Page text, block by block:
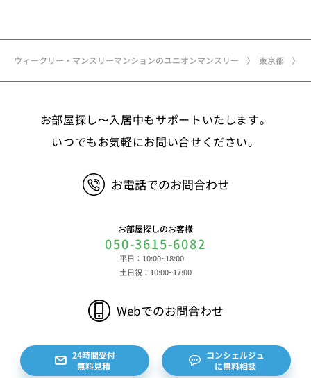
ウィークリー・マンスリーマンションのユニオンマンスリー 東京都
メールアドレス、アカウントのIDおよびパスワー
等 ③決済に関する情報 クレジットカードに関す
ービスのご利用に際して取得する情報 端末識別
子、広告識別子、IPアドレス、クッキーデータおよ
閲覧時刻、リファラー情報ならびにクッキーIDや広
対するお問い合わせ・ご連絡等に関する情報等 ま
た、お客様の個人情報は、弊社のデータベースシス
テムに登録されます。登録されるお客様の個人情報
積書等をもとに登録されます。 （2）弊社と賃貸
借契約を締結している不動産所有者様および所有者
約等のお問合せをいただいた個人または企業、イン
ターネット上の不動産オーナーサイト等からの査定
お部屋探し〜入居中もサポートいたします。
いつでもお気軽にお問い合せください。
お電話でのお問合わせ
お部屋探しのお客様
050-3615-6082
平日：10:00~18:00
土日祝：10:00~17:00
Webでのお問合わせ
24時間受付
無料見積
コンシェルジュ
に無料相談